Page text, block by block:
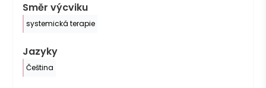
Směr výcviku
systemická terapie
Jazyky
Čeština